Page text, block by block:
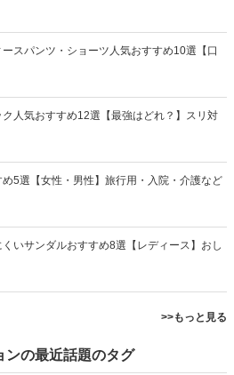
スパンツ・ショーツ人気おすすめ10選【口
人気おすすめ12選【最強はどれ？】スリ対
5選【女性・男性】旅行用・入院・介護など
いサンダルおすすめ8選【レディース】おし
>>もっと見る
ンの最近話題のタグ